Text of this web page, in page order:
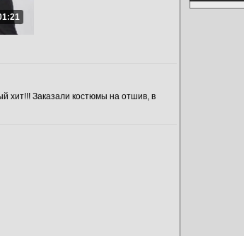
хит!!! Заказали костюмы на отшив, в